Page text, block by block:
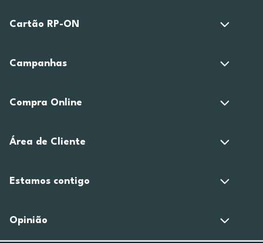
Cartão RP-ON
Campanhas
Compra Online
Área de Cliente
Estamos contigo
Opinião